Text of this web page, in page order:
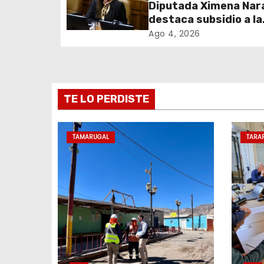
ó
e
e
n
t
r
a
d
Diputada Ximena
destaca subsidio a la
contratación como
Ago 4, 2026
TE LO PERDISTE
TAMARUGAL